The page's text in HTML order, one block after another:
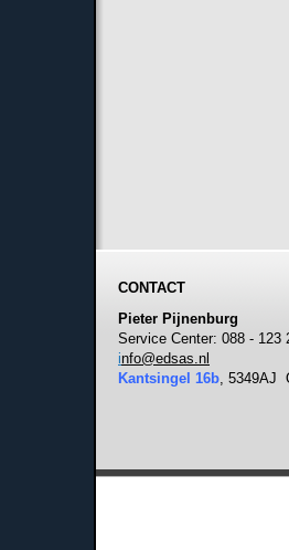
CONTACT
Pieter Pijnenburg
Service Center: 088 - 123
info@edsas.nl
Kantsingel 16b , 5349AJ